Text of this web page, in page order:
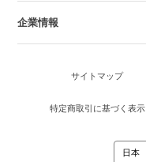
企業情報
サイトマップ
特定商取引に基づく表示